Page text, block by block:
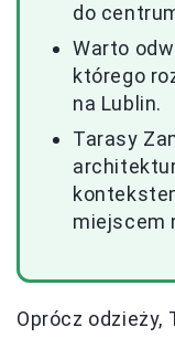
do
Warto
którego
na Lublin.
Tarasy
miejscem
Oprócz odzieży,